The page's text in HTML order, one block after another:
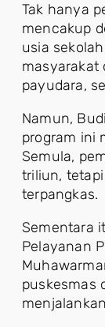
Tak hanya
mencakup
usia
masyarakat
payudara,
Namun,
program ini
Semula,
triliun,
terpangkas.
Sementara
Pelayanan
puskesmas